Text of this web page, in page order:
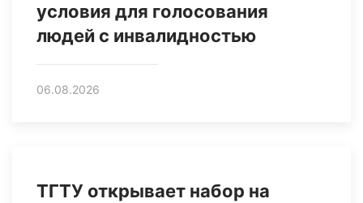
условия для голосования
людей с инвалидностью
06.08.2026
ТГТУ открывает набор на